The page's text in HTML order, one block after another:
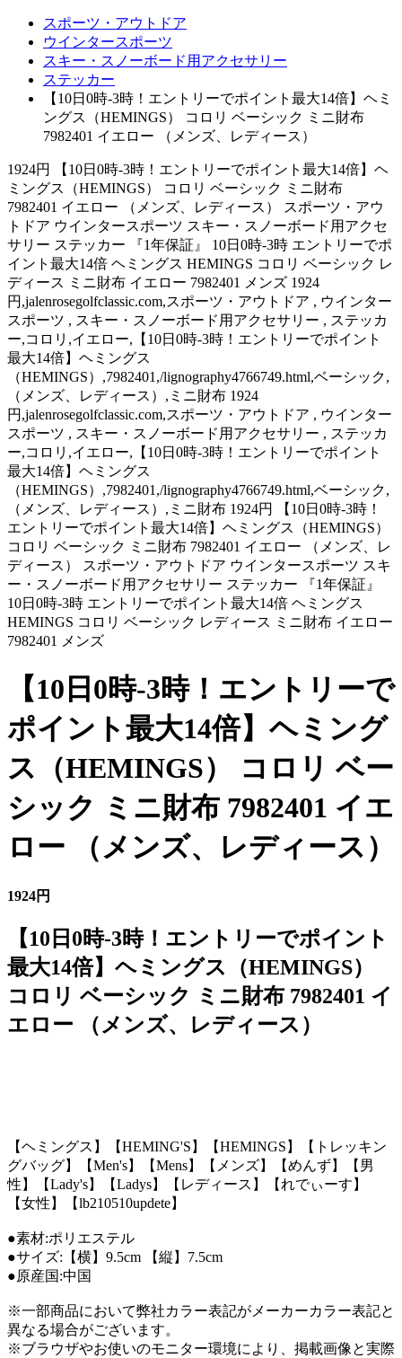
スポーツ・アウトドア
ウインタースポーツ
スキー・スノーボード用アクセサリー
ステッカー
【10日0時-3時！エントリーでポイント最大14倍】ヘミ
ングス（HEMINGS） コロリ ベーシック ミニ財布
7982401 イエロー （メンズ、レディース）
1924円 【10日0時-3時！エントリーでポイント最大14倍】ヘ
ミングス（HEMINGS） コロリ ベーシック ミニ財布
7982401 イエロー （メンズ、レディース） スポーツ・アウ
トドア ウインタースポーツ スキー・スノーボード用アクセ
サリー ステッカー 『1年保証』 10日0時-3時 エントリーでポ
イント最大14倍 ヘミングス HEMINGS コロリ ベーシック レ
ディース ミニ財布 イエロー 7982401 メンズ 1924
円,jalenrosegolfclassic.com,スポーツ・アウトドア , ウインター
スポーツ , スキー・スノーボード用アクセサリー , ステッカ
ー,コロリ,イエロー,【10日0時-3時！エントリーでポイント
最大14倍】ヘミングス
（HEMINGS）,7982401,/lignography4766749.html,ベーシック,
（メンズ、レディース）,ミニ財布 1924
円,jalenrosegolfclassic.com,スポーツ・アウトドア , ウインター
スポーツ , スキー・スノーボード用アクセサリー , ステッカ
ー,コロリ,イエロー,【10日0時-3時！エントリーでポイント
最大14倍】ヘミングス
（HEMINGS）,7982401,/lignography4766749.html,ベーシック,
（メンズ、レディース）,ミニ財布 1924円 【10日0時-3時！
エントリーでポイント最大14倍】ヘミングス（HEMINGS）
コロリ ベーシック ミニ財布 7982401 イエロー （メンズ、レ
ディース） スポーツ・アウトドア ウインタースポーツ スキ
ー・スノーボード用アクセサリー ステッカー 『1年保証』
10日0時-3時 エントリーでポイント最大14倍 ヘミングス
HEMINGS コロリ ベーシック レディース ミニ財布 イエロー
7982401 メンズ
【10日0時-3時！エントリーで
ポイント最大14倍】ヘミング
ス（HEMINGS） コロリ ベー
シック ミニ財布 7982401 イエ
ロー （メンズ、レディース）
1924円
【10日0時-3時！エントリーでポイント
最大14倍】ヘミングス（HEMINGS）
コロリ ベーシック ミニ財布 7982401 イ
エロー （メンズ、レディース）
【ヘミングス】【HEMING'S】【HEMINGS】【トレッキン
グバッグ】【Men's】【Mens】【メンズ】【めんず】【男
性】【Lady's】【Ladys】【レディース】【れでぃーす】
【女性】【lb210510updete】
●素材:ポリエステル
●サイズ:【横】9.5cm 【縦】7.5cm
●原産国:中国
※一部商品において弊社カラー表記がメーカーカラー表記と
異なる場合がございます。
※ブラウザやお使いのモニター環境により、掲載画像と実際